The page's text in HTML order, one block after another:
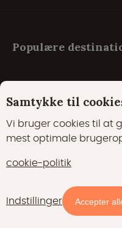
Tilgængelighed og priser
Populære
Frankrig
Holland
Samtykke til
Vi bruger cookies til at
mest optimale
cookie-politik
Indstillinger Accepter